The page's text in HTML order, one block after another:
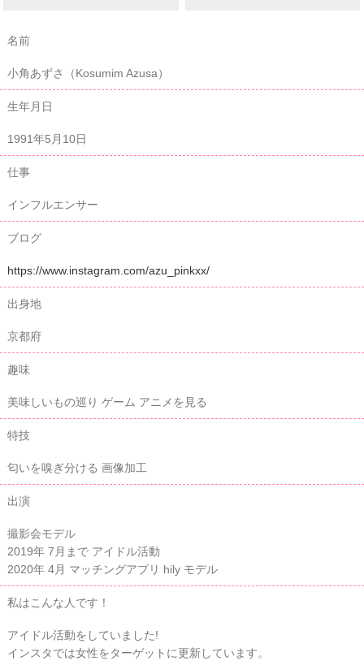
名前
小角あずさ（Kosumim Azusa）
生年月日
1991年5月10日
仕事
インフルエンサー
ブログ
https://www.instagram.com/azu_pinkxx/
出身地
京都府
趣味
美味しいもの巡り ゲーム アニメを見る
特技
匂いを嗅ぎ分ける 画像加工
出演
撮影会モデル
2019年 7月まで アイドル活動
2020年 4月 マッチングアプリ hily モデル
私はこんな人です！
アイドル活動をしていました!
インスタでは女性をターゲットに更新しています。